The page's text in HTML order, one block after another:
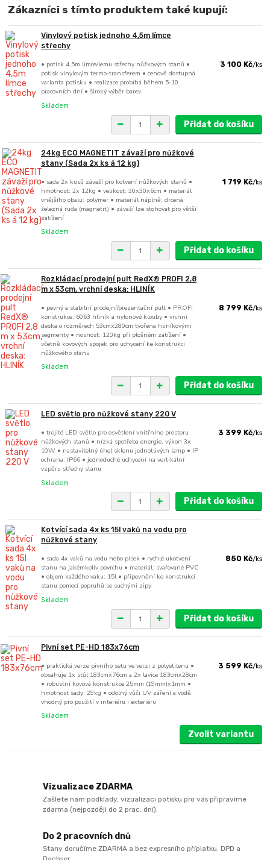
Zákazníci s tímto produktem také kupují:
Vinylový potisk jednoho 4,5m límce
střechy
• potisk 4,5m límce/lemu střechy nůžkových stanů •
potisk vinylovým termo-transferem • cenově dostupná
varianta potisku • realizace probíhá během 5-10
pracovních dní • široký výběr barev
3 100 Kč/ks
Skladem
Přidat do košíku
24kg ECO MAGNETIT závaží pro nůžkové
stany (Sada 2x ks á 12 kg)
• sada 2x kusů závaží pro kotvení nůžkových stanů •
hmotnost: 2x 12kg • velikost: 30x30x6cm • materiál
vnějšího obalu: polymer • materiál náplně: drcená
železná ruda (magnetit) • závaží lze stohovat pro větší
zatížení
1 719 Kč/ks
Skladem
Přidat do košíku
Rozkládací prodejní pult RedX® PROFI 2,8
m x 53cm, vrchní deska: HLINÍK
• pevný a stabilní prodejní/prezentační pult • PROFI
konstrukce, 6063 hliník a nylonové klouby • vrchní
deska o rozměrech 53cmx280cm tvořena hliníkovými
segmenty • nosnost: 120kg při plošném zatížení •
včetně kovových spojek pro uchycení ke konstrukci
nůžkového stanu
8 799 Kč/ks
Skladem
Přidat do košíku
LED světlo pro nůžkové stany 220 V
• trojité LED světlo pro osvětlení vnitřního prostoru
nůžkových stanů • nízká spotřeba energie, výkon 3x
10W • nastavitelný úhel sklonu jednotlivých lamp • IP
ochrana: IP66 • jednoduché uchycení na vertikální
vzpěru střechy stanu
3 399 Kč/ks
Skladem
Přidat do košíku
Kotvící sada 4x ks 15l vaků na vodu pro
nůžkové stany
• sada 4x vaků na vodu nebo písek • rychlé ukotvení
stanu na jakémkoliv povrchu • materiál: svařované PVC
• objem každého vaku: 15l • připevnění ke konstrukci
stanu pomocí popruhů se suchými zipy
850 Kč/ks
Skladem
Přidat do košíku
Pivní set PE-HD 183x76cm
• praktická verze pivního setu ve verzi z polyetilenu •
obsahuje 1x stůl 183cmx76cm a 2x lavice 183cmx28cm
• robustní kovová konstrukce 25mm (19mm)x1mm •
hmotnost sady: 29kg • odolný vůči UV záření a vodě,
vhodný pro použití v interiéru i exteriéru
3 599 Kč/ks
Skladem
Zvolit variantu
Vizualizace ZDARMA
Zašlete nám podklady, vizualizaci potisku pro vás připravíme
zdarma (nejpozději do 2 prac. dní).
Do 2 pracovních dnů
Stany doručíme ZDARMA a bez expresního příplatku. DPD a